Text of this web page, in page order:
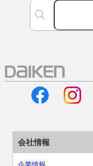
会社情報
企業情報